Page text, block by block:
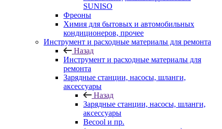
SUNISO
Фреоны
Химия для бытовых и автомобильных
кондиционеров, прочее
Инструмент и расходные материалы для ремонта
Назад
Инструмент и расходные материалы для
ремонта
Зарядные станции, насосы, шланги,
аксессуары
Назад
Зарядные станции, насосы, шланги,
аксессуары
Becool и пр.